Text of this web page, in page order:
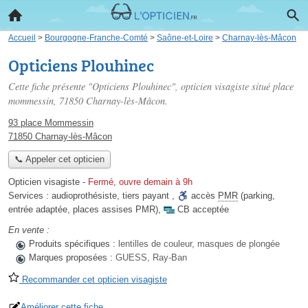
Accueil > Bourgogne-Franche-Comté > Saône-et-Loire > Charnay-lès-Mâcon
Opticiens Plouhinec
Cette fiche présente "Opticiens Plouhinec", opticien visagiste situé place
mommessin, 71850 Charnay-lès-Mâcon.
93 place Mommessin
71850 Charnay-lès-Mâcon
📞 Appeler cet opticien
Opticien visagiste - Fermé, ouvre demain à 9h
Services : audioprothésiste, tiers payant , accès PMR (parking,
entrée adaptée, places assises PMR),
CB acceptée
En vente :
Produits spécifiques : lentilles de couleur, masques de plongée
Marques proposées : GUESS, Ray-Ban
Recommander cet opticien visagiste